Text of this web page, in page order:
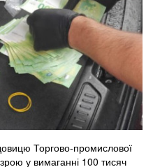
Торгово-промислової
у вимаганні 100 тисяч